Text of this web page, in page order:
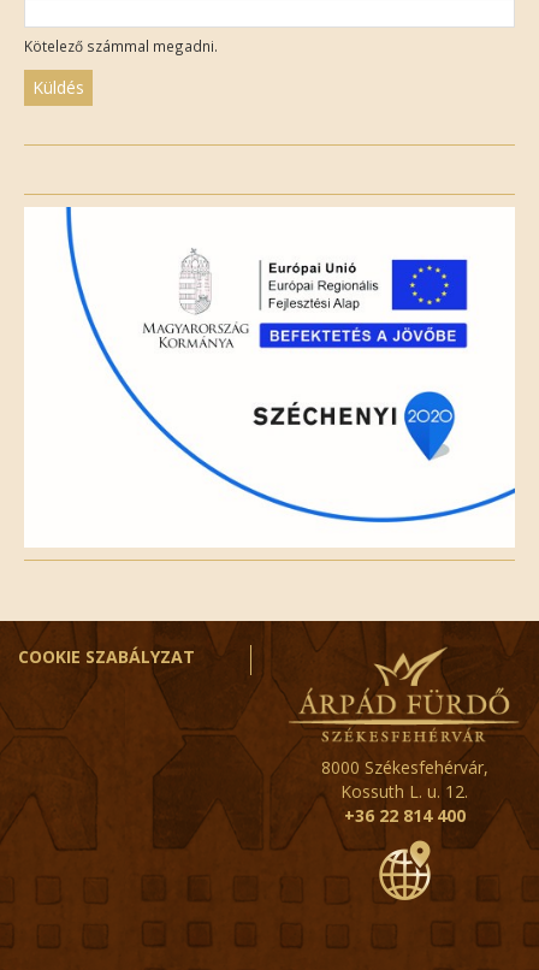
Kötelező számmal megadni.
field
empty.
COOKIE SZABÁLYZAT
8000 Székesfehérvár,
Kossuth L. u. 12.
+36 22 814 400